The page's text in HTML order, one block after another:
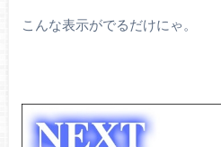
こんな表示がでるだけにゃ。